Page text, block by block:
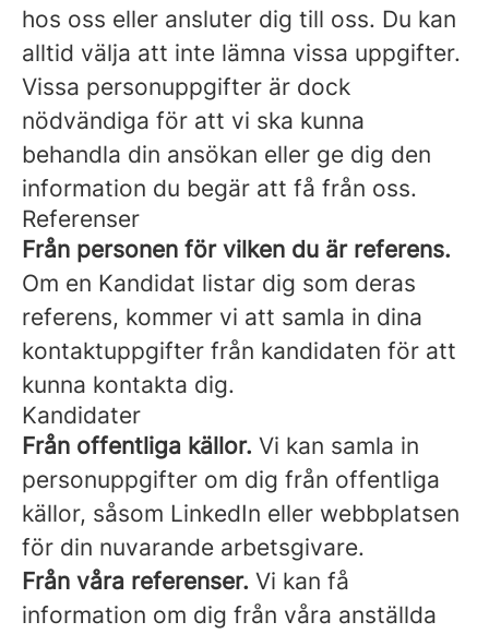
hos oss eller ansluter dig till oss. Du kan
alltid välja att inte lämna vissa uppgifter.
Vissa personuppgifter är dock
nödvändiga för att vi ska kunna
behandla din ansökan eller ge dig den
information du begär att få från oss.
Referenser
Från personen för vilken du är referens.
Om en Kandidat listar dig som deras
referens, kommer vi att samla in dina
kontaktuppgifter från kandidaten för att
kunna kontakta dig.
Kandidater
Från offentliga källor. Vi kan samla in
personuppgifter om dig från offentliga
källor, såsom LinkedIn eller webbplatsen
för din nuvarande arbetsgivare.
Från våra referenser. Vi kan få
information om dig från våra anställda